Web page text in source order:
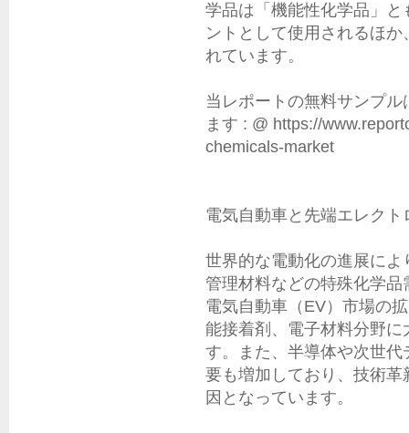
学品は「機能性化学品」
ントとして使用されるほ
れています。
当レポートの無料サンプ
ます : @ https://
chemicals-market
電気自動車と先端エレク
世界的な電動化の進展に
管理材料などの特殊化学
電気自動車（EV）市場の
能接着剤、電子材料分野
す。また、半導体や次世
要も増加しており、技術
因となっています。